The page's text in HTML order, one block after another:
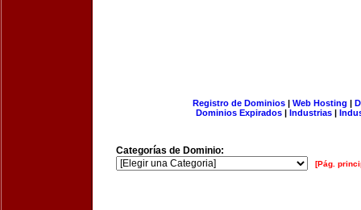
Registro de Dominios| Web Hosting |
Dominios Expirados | Industrias |
Categorías de Dominio:
[Pág.